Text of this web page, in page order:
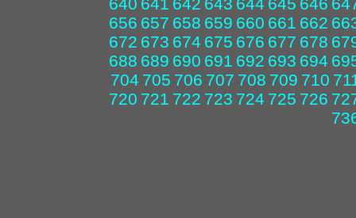
656 657 658 659 660 661 662
672 673 674 675 676 677 678
688 689 690 691 692 693 694
704 705 706 707 708 709 710
720 721 722 723 724 725 726